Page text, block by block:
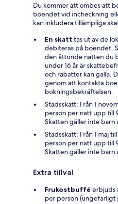
Du kommer att ombes att
boendet vid incheckning
kan inkludera tillämpliga
En skatt tas ut av de
debiteras på boendet.
den åttonde natten du
under 16 år är
och rabatter kan gälla.
genom att kontakta
bokningsbekräftelsen.
Stadsskatt: Från 1
person per natt upp till
Skatten gäller inte barn
Stadsskatt: Från 1 maj
person per natt upp till
Skatten gäller inte barn
Extra tillval
Frukostbuffé erbjuds
per person (ungefärligt